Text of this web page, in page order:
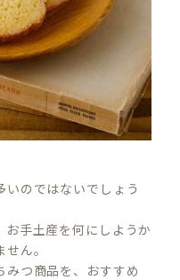
のではないでしょう
手土産を何にしようか
ん。
みつ商品を、おすすめ